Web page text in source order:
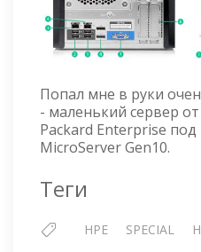
Попал мне в руки
- маленький сервер
Packard Enterprise
MicroServer Gen10.
Теги
HPE SPECIAL